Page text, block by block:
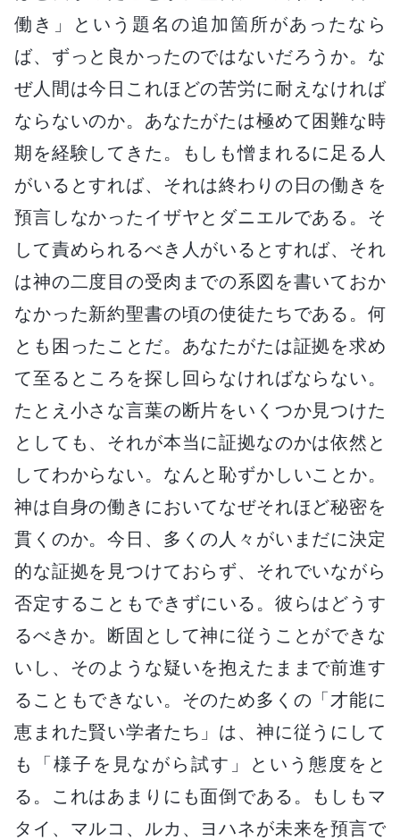
働き」という題名の追加箇所があったなら
ば、ずっと良かったのではないだろうか。な
ぜ人間は今日これほどの苦労に耐えなければ
ならないのか。あなたがたは極めて困難な時
期を経験してきた。もしも憎まれるに足る人
がいるとすれば、それは終わりの日の働きを
預言しなかったイザヤとダニエルである。そ
して責められるべき人がいるとすれば、それ
は神の二度目の受肉までの系図を書いておか
なかった新約聖書の頃の使徒たちである。何
とも困ったことだ。あなたがたは証拠を求め
て至るところを探し回らなければならない。
たとえ小さな言葉の断片をいくつか見つけた
としても、それが本当に証拠なのかは依然と
してわからない。なんと恥ずかしいことか。
神は自身の働きにおいてなぜそれほど秘密を
貫くのか。今日、多くの人々がいまだに決定
的な証拠を見つけておらず、それでいながら
否定することもできずにいる。彼らはどうす
るべきか。断固として神に従うことができな
いし、そのような疑いを抱えたままで前進す
ることもできない。そのため多くの「才能に
恵まれた賢い学者たち」は、神に従うにして
も「様子を見ながら試す」という態度をと
る。これはあまりにも面倒である。もしもマ
タイ、マルコ、ルカ、ヨハネが未来を預言で